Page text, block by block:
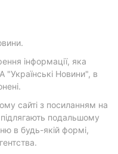
інформації, яка
"Українські Новини", в
сайті з посиланням на
підлягають подальшому
в будь-якій формі,